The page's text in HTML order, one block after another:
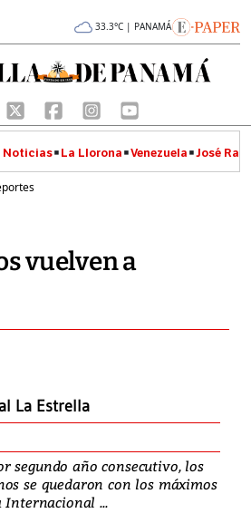
33.3°C | PANAMÁ
Noticias La Llorona Venezuela José
vuelven a
La Estrella
segundo año consecutivo, los
se quedaron con los máximos
Internacional ...